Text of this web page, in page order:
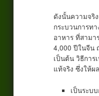
ดังนั้นความจริ
กระบวนการท
อาหาร ที่สามา
4,000 ปีในจีน
เป็นต้น วิธีการ
แท้จริง ซึ่งให้
เป็นระบ